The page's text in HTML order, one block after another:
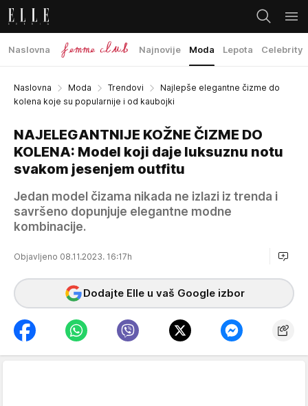
Naslovna Najnovije Moda Lepota Celebrity
Naslovna Moda Trendovi
Najlepše elegantne čizme do
kolena koje su popularnije i od kaubojki
NAJELEGANTNIJE KOŽNE ČIZME DO
KOLENA: Model koji daje luksuznu notu
svakom jesenjem outfitu
Jedan model čizama nikada ne izlazi iz trenda i
savršeno dopunjuje elegantne modne
kombinacije.
Objavljeno 08.11.2023. 16:17h
Dodajte Elle u vaš Google izbor